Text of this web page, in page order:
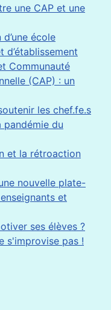
une CAP et une
école
d’établissement
Communauté
(CAP) : un
les chef.fe.s
pandémie du
et la rétroaction
nouvelle plate-
et
ses élèves ?
s'improvise pas !